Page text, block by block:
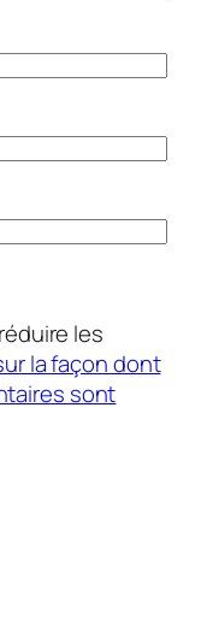
les
la façon dont
sont